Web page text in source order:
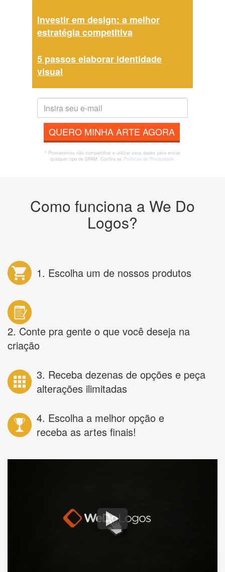
Investir em design: a melhor
estratégia competitiva
5 passos elaborar identidade
visual
QUERO MINHA ARTE AGORA
* Prometemos não compartilhar e utilizar seus dados para enviar
qualquer tipo de SPAM. Confira as Políticas de Privacidade.
Como funciona a We Do
Logos?
1. Escolha um de nossos produtos
2. Conte pra gente o que você deseja na
criação
3. Receba dezenas de opções e peça
alterações ilimitadas
4. Escolha a melhor opção e
receba as artes finais!